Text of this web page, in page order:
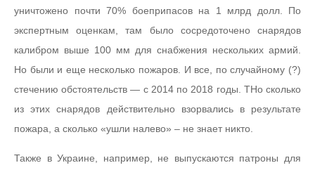
уничтожено почти 70% боеприпасов на 1 млрд долл. По
экспертным оценкам, там было сосредоточено снарядов
калибром выше 100 мм для снабжения нескольких армий.
Но были и еще несколько пожаров. И все, по случайному (?)
стечению обстоятельств — с 2014 по 2018 годы. ТНо сколько
из этих снарядов действительно взорвались в результате
пожара, а сколько «ушли налево» – не знает никто.
Также в Украине, например, не выпускаются патроны для